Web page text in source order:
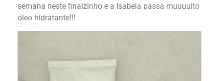
semana neste finalzinho e a Isabela passa muuuuito
óleo hidratante!!!